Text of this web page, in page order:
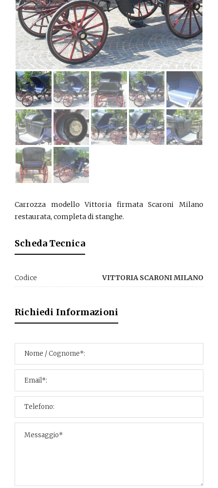
Carrozza modello Vittoria firmata Scaroni Milano
restaurata, completa di stanghe.
Scheda Tecnica
Codice VITTORIA SCARONI MILANO
Richiedi Informazioni